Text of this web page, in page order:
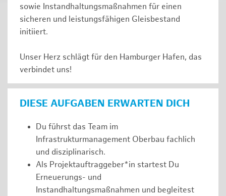
sowie Instandhaltungsmaßnahmen für einen
sicheren und leistungsfähigen Gleisbestand
initiiert.
Unser Herz schlägt für den Hamburger Hafen, das
verbindet uns!
DIESE AUFGABEN ERWARTEN DICH
Du führst das Team im
Infrastrukturmanagement Oberbau fachlich
und disziplinarisch.
Als Projektauftraggeber*in startest Du
Erneuerungs- und
Instandhaltungsmaßnahmen und begleitest